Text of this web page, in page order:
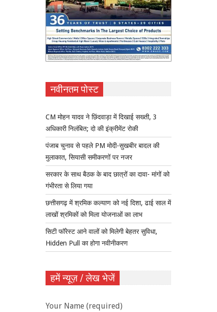
नवीनतम पोस्ट
CM मोहन यादव ने छिंदवाड़ा में दिखाई सख्ती, 3
अधिकारी निलंबित; दो की इंक्रीमेंट रोकी
पंजाब चुनाव से पहले PM मोदी-सुखबीर बादल की
मुलाकात, सियासी समीकरणों पर नजर
सरकार के साथ बैठक के बाद छात्रों का दावा- मांगों को
गंभीरता से लिया गया
छत्तीसगढ़ में श्रमिक कल्याण को नई दिशा, ढाई साल में
लाखों श्रमिकों को मिला योजनाओं का लाभ
सिटी फॉरेस्ट आने वालों को मिलेगी बेहतर सुविधा,
Hidden Pull का होगा नवीनीकरण
हमें न्यूज़ / लेख भेजें
Your Name (required)